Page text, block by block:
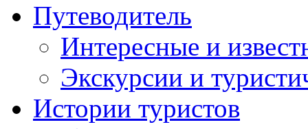
Путеводитель
Интересные и
Экскурсии и
Истории туристов